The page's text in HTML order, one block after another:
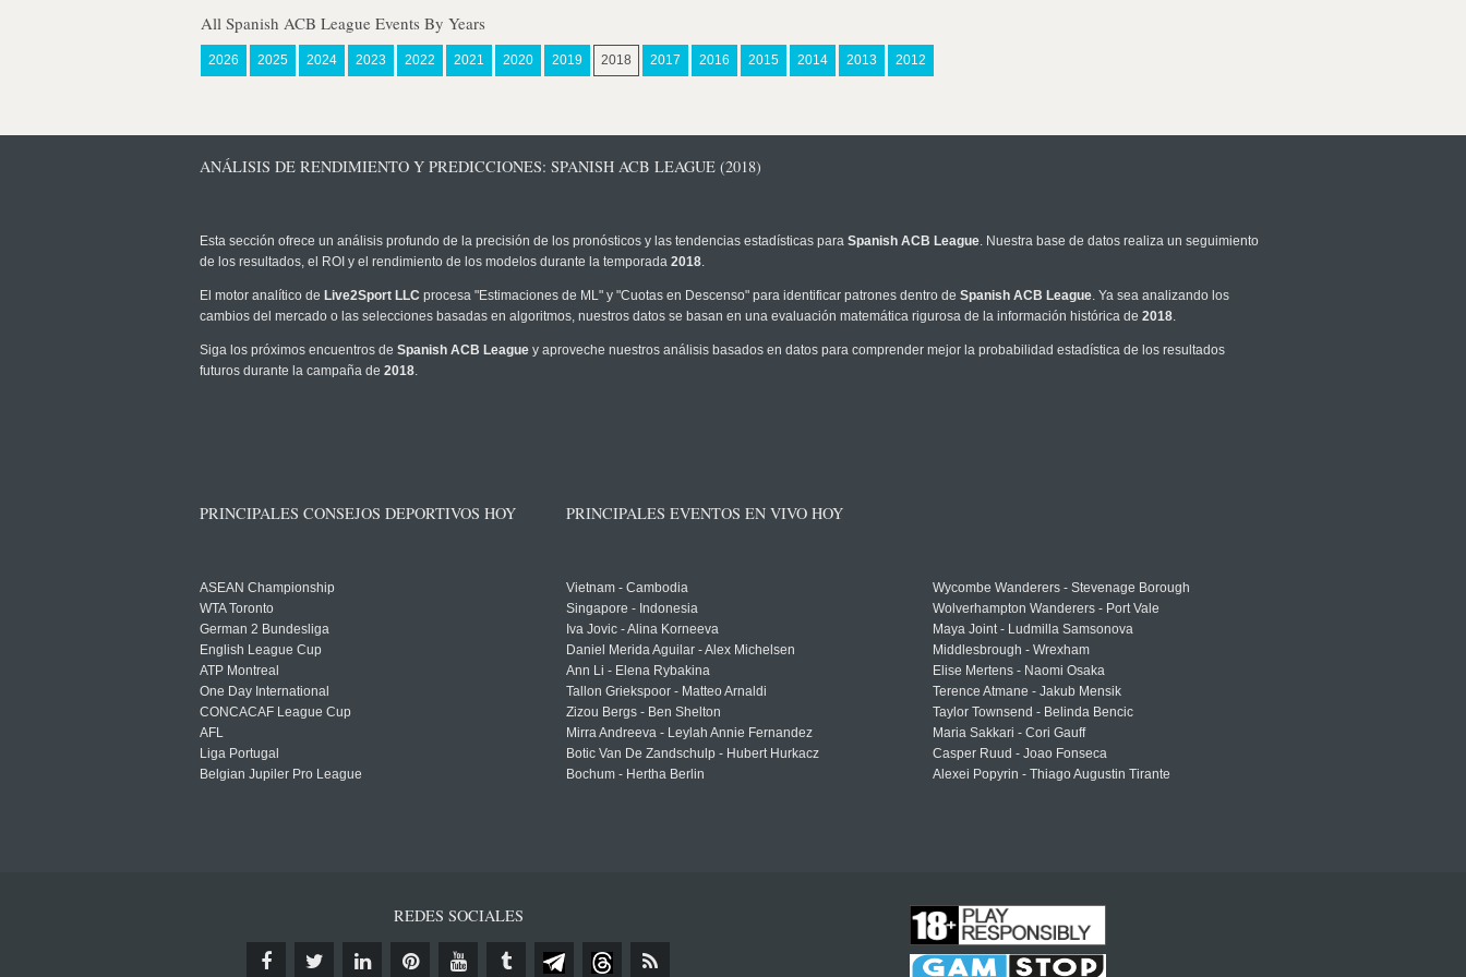
All Spanish ACB League Events By Years
2026 2025 2024 2023 2022 2021 2020 2019 2018 2017 2016 2015 2014 2013 2012
ANÁLISIS DE RENDIMIENTO Y PREDICCIONES: SPANISH ACB LEAGUE (2018)
Esta sección ofrece un análisis profundo de la precisión de los pronósticos y las tendencias estadísticas para Spanish ACB League. Nuestra base de datos realiza un seguimiento
de los resultados, el ROI y el rendimiento de los modelos durante la temporada 2018.
El motor analítico de Live2Sport LLC procesa "Estimaciones de ML" y "Cuotas en Descenso" para identificar patrones dentro de Spanish ACB League. Ya sea analizando los
cambios del mercado o las selecciones basadas en algoritmos, nuestros datos se basan en una evaluación matemática rigurosa de la información histórica de 2018.
Siga los próximos encuentros de Spanish ACB League y aproveche nuestros análisis basados en datos para comprender mejor la probabilidad estadística de los resultados
futuros durante la campaña de 2018.
PRINCIPALES CONSEJOS DEPORTIVOS HOY
ASEAN Championship
WTA Toronto
German 2 Bundesliga
English League Cup
ATP Montreal
One Day International
CONCACAF League Cup
AFL
Liga Portugal
Belgian Jupiler Pro League
PRINCIPALES EVENTOS EN VIVO HOY
Vietnam - Cambodia
Singapore - Indonesia
Iva Jovic - Alina Korneeva
Daniel Merida Aguilar - Alex Michelsen
Ann Li - Elena Rybakina
Tallon Griekspoor - Matteo Arnaldi
Zizou Bergs - Ben Shelton
Mirra Andreeva - Leylah Annie Fernandez
Botic Van De Zandschulp - Hubert Hurkacz
Bochum - Hertha Berlin
Wycombe Wanderers - Stevenage Borough
Wolverhampton Wanderers - Port Vale
Maya Joint - Ludmilla Samsonova
Middlesbrough - Wrexham
Elise Mertens - Naomi Osaka
Terence Atmane - Jakub Mensik
Taylor Townsend - Belinda Bencic
Maria Sakkari - Cori Gauff
Casper Ruud - Joao Fonseca
Alexei Popyrin - Thiago Augustin Tirante
REDES SOCIALES